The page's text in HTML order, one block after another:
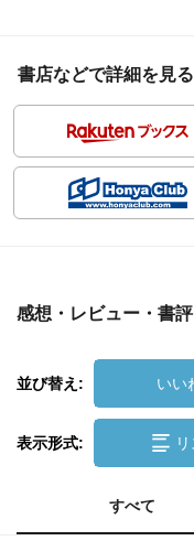
書店などで詳細を見る
感想・レビュー・書評
並び替え: いい
表示形式:
すべて